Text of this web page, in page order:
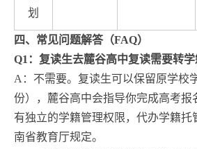
划
四、常见问题解答（FAQ）
Q1：复读生去麓谷高中复读需要转学
A：不需要。复读生可以保留原学校
份），麓谷高中会指导你完成高考报
有独立的学籍管理权限，代办学籍托
南省教育厅规定。